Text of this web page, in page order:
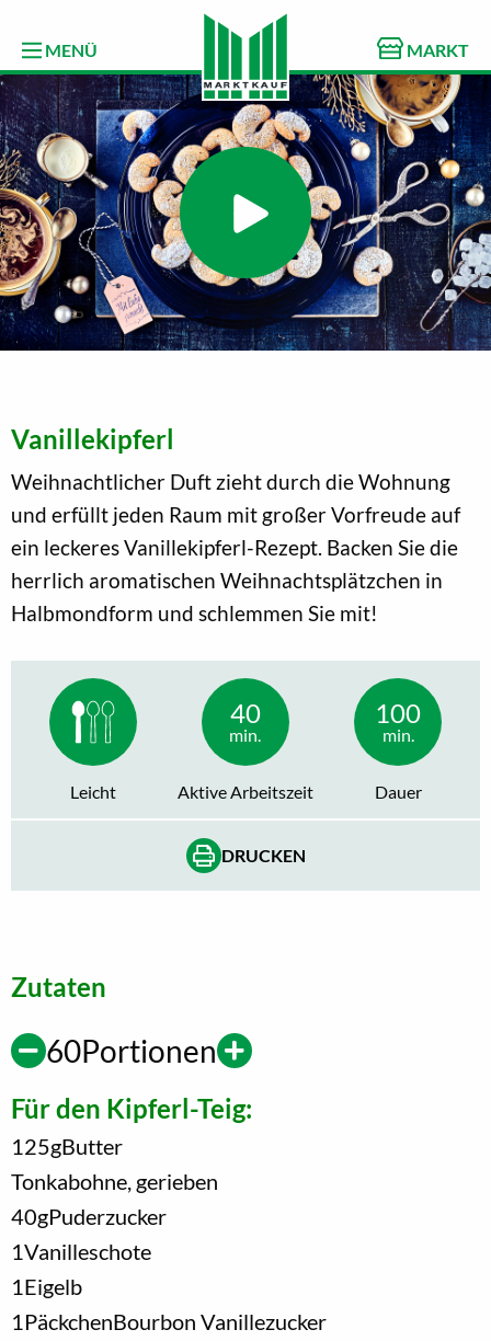
MENÜ MARKT
Vanillekipferl
Weihnachtlicher Duft zieht durch die Wohnung
und erfüllt jeden Raum mit großer Vorfreude auf
ein leckeres Vanillekipferl-Rezept. Backen Sie die
herrlich aromatischen Weihnachtsplätzchen in
Halbmondform und schlemmen Sie mit!
Leicht
40
min.
Aktive Arbeitszeit
100
min.
Dauer
DRUCKEN
Zutaten
60Portionen
Für den Kipferl-Teig:
125gButter
Tonkabohne, gerieben
40gPuderzucker
1Vanilleschote
1 Eigelb
1 PäckchenBourbon Vanillezucker